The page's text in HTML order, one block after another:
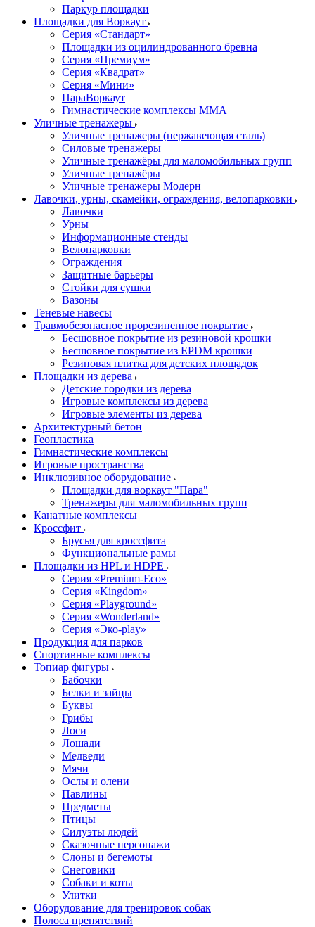
Паркур площадки
Площадки для Воркаут
Серия «Стандарт»
Площадки из оцилиндрованного бревна
Серия «Премиум»
Серия «Квадрат»
Серия «Мини»
ПараВоркаут
Гимнастические комплексы ММА
Уличные тренажеры
Уличные тренажеры (нержавеющая сталь)
Силовые тренажеры
Уличные тренажёры для маломобильных групп
Уличные тренажёры
Уличные тренажеры Модерн
Лавочки, урны, скамейки, ограждения, велопарковки
Лавочки
Урны
Информационные стенды
Велопарковки
Ограждения
Защитные барьеры
Стойки для сушки
Вазоны
Теневые навесы
Травмобезопасное прорезиненное покрытие
Бесшовное покрытие из резиновой крошки
Бесшовное покрытие из EPDM крошки
Резиновая плитка для детских площадок
Площадки из дерева
Детские городки из дерева
Игровые комплексы из дерева
Игровые элементы из дерева
Архитектурный бетон
Геопластика
Гимнастические комплексы
Игровые пространства
Инклюзивное оборудование
Площадки для воркаут "Пара"
Тренажеры для маломобильных групп
Канатные комплексы
Кроссфит
Брусья для кроссфита
Функциональные рамы
Площадки из HPL и HDPE
Серия «Premium-Eco»
Серия «Kingdom»
Серия «Playground»
Серия «Wonderland»
Серия «Эко-play»
Продукция для парков
Спортивные комплексы
Топиар фигуры
Бабочки
Белки и зайцы
Буквы
Грибы
Лоси
Лошади
Медведи
Мячи
Ослы и олени
Павлины
Предметы
Птицы
Силуэты людей
Сказочные персонажи
Слоны и бегемоты
Снеговики
Собаки и коты
Улитки
Оборудование для тренировок собак
Полоса препятствий